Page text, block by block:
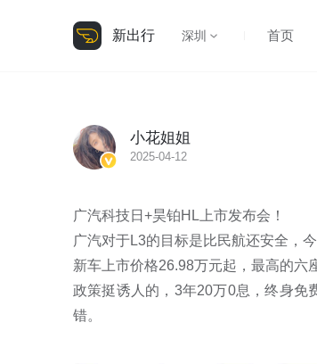
新出行 深圳 首页
小花姐姐
2025-04-12
广汽科技日+昊铂HL上市发布会！
广汽对于L3的目标是比民航还安全，
新车上市价格26.98万元起，最高的六
政策挺诱人的，3年20万0息，终身免
错。